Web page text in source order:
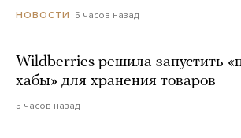
НОВОСТИ 5 часов назад
Wildberries решила запустить
хабы» для хранения товаров
5 часов назад